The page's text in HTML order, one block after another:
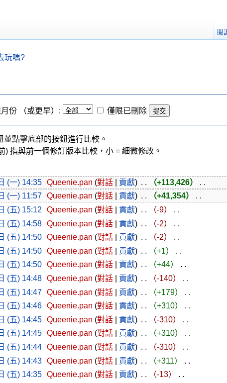
玩嗎?
份 （或更早）: 僅限已刪除
點擊底部的按鈕進行比較。
指與前一個修訂版本比較，小 = 細微修改。
(一) 14:35‎ Queenie.pan (對話| 貢獻) ‎ . . （+113,426）
‎ . .
(一) 11:57‎ Queenie.pan (對話| 貢獻) ‎ . . （+41,354）
‎ . .
(五) 15:12 Queenie.pan (對話| 貢獻) ‎ . . （-9）
‎ . .
(五) 14:58‎ Queenie.pan (對話| 貢獻) ‎ . . （-2）
‎ . .
(五) 14:50‎ Queenie.pan (對話| 貢獻) ‎ . . （-2）
‎ . .
(五) 14:50‎ Queenie.pan (對話| 貢獻) ‎ . . （+1）
‎ . .
(五) 14:50‎ Queenie.pan (對話| 貢獻) ‎ . . （+44）
‎ . .
(五) 14:48‎ Queenie.pan (對話| 貢獻) ‎ . . （-140）
‎ . .
(五) 14:47‎ Queenie.pan (對話| 貢獻) ‎ . . （+179）
‎ . .
(五) 14:46‎ Queenie.pan (對話| 貢獻) ‎ . . （+310）
‎ . .
(五) 14:45‎ Queenie.pan (對話| 貢獻) ‎ . . （-310）
‎ . .
(五) 14:45‎ Queenie.pan (對話| 貢獻) ‎ . . （+310）
‎ . .
(五) 14:44‎ Queenie.pan (對話| 貢獻) ‎ . . （-310）
‎ . .
(五) 14:43‎ Queenie.pan (對話| 貢獻) ‎ . . （+311）
‎ . .
(五) 14:35‎ Queenie.pan (對話| 貢獻) ‎ . . （-13）
‎ . .
閱